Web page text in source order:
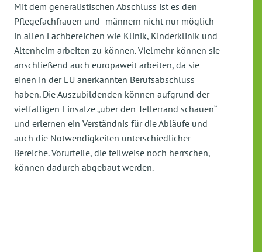
Mit dem generalistischen Abschluss ist es den
Pflegefachfrauen und -männern nicht nur möglich
in allen Fachbereichen wie Klinik, Kinderklinik und
Altenheim arbeiten zu können. Vielmehr können sie
anschließend auch europaweit arbeiten, da sie
einen in der EU anerkannten Berufsabschluss
haben. Die Auszubildenden können aufgrund der
vielfältigen Einsätze „über den Tellerrand schauen“
und erlernen ein Verständnis für die Abläufe und
auch die Notwendigkeiten unterschiedlicher
Bereiche. Vorurteile, die teilweise noch herrschen,
können dadurch abgebaut werden.